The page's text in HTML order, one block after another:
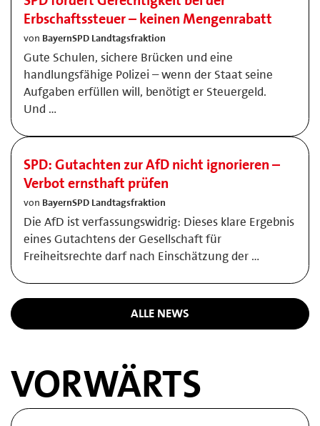
Erbschaftssteuer – keinen Mengenrabatt
von BayernSPD Landtagsfraktion
Gute Schulen, sichere Brücken und eine
handlungsfähige Polizei – wenn der Staat seine
Aufgaben erfüllen will, benötigt er Steuergeld.
Und …
SPD: Gutachten zur AfD nicht ignorieren –
Verbot ernsthaft prüfen
von BayernSPD Landtagsfraktion
Die AfD ist verfassungswidrig: Dieses klare Ergebnis
eines Gutachtens der Gesellschaft für
Freiheitsrechte darf nach Einschätzung der …
ALLE NEWS
VORWÄRTS